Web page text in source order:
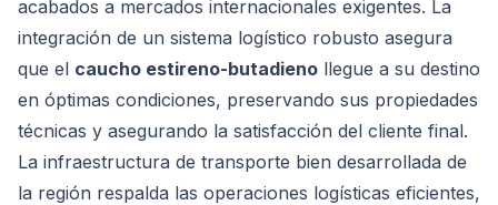
acabados a mercados internacionales exigentes. La
integración de un sistema logístico robusto asegura
que el caucho estireno-butadieno llegue a su destino
en óptimas condiciones, preservando sus propiedades
técnicas y asegurando la satisfacción del cliente final.
La infraestructura de transporte bien desarrollada de
la región respalda las operaciones logísticas eficientes,